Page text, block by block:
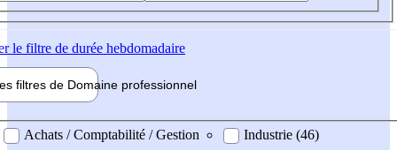
le filtre de durée hebdomadaire
filtres de Domaine professionnel
professionel
Achats / Comptabilité / Gestion
Industrie (46)